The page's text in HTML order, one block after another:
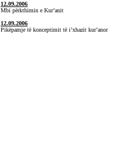
12.09.2006
Mbi përkthimin e Kur’anit
12.09.2006
Pikëpamje të konceptimit të i’xhazit kur’anor